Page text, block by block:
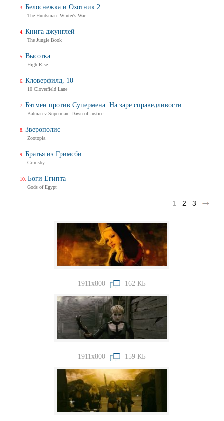
1 2 3
1911x800 162 КБ
1911x800 159 КБ
Белоснежка и Охотник 2
The Huntsman: Winter's War
Книга джунглей
The Jungle Book
Высотка
High-Rise
Кловерфилд, 10
10 Cloverfield Lane
Бэтмен против Супермена: На заре справедливости
Batman v Superman: Dawn of Justice
Зверополис
Zootopia
Братья из Гримсби
Grimsby
Боги Египта
Gods of Egypt